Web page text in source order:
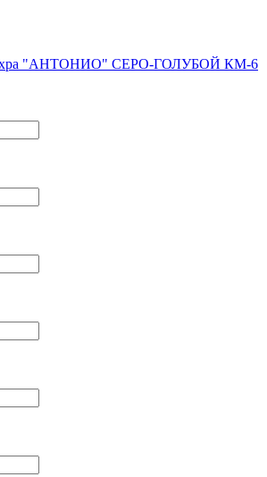
"АНТОНИО" СЕРО-ГОЛУБОЙ КМ-6